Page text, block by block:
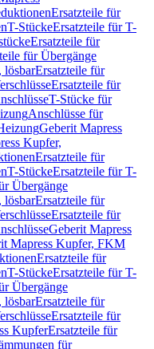
Ersatzteile für
T-StückeErsatzteile für T-
Ersatzteile für
für Übergänge
lösbarErsatzteile für
Ersatzteile für
T-Stücke für
Anschlüsse für
Geberit Mapress
Kupfer,
Ersatzteile für
T-StückeErsatzteile für T-
Übergänge
lösbarErsatzteile für
Ersatzteile für
Geberit Mapress
Mapress Kupfer, FKM
Ersatzteile für
T-StückeErsatzteile für T-
Übergänge
lösbarErsatzteile für
Ersatzteile für
KupferErsatzteile für
für